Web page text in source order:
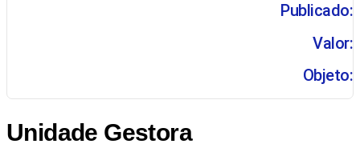
Publicado:
Valor:
Objeto:
Unidade Gestora